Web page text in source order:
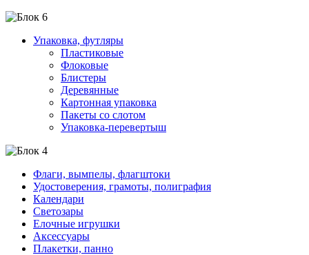
Упаковка, футляры
Пластиковые
Флоковые
Блистеры
Деревянные
Картонная упаковка
Пакеты со слотом
Упаковка-перевертыш
Флаги, вымпелы, флагштоки
Удостоверения, грамоты, полиграфия
Календари
Светозары
Елочные игрушки
Аксессуары
Плакетки, панно